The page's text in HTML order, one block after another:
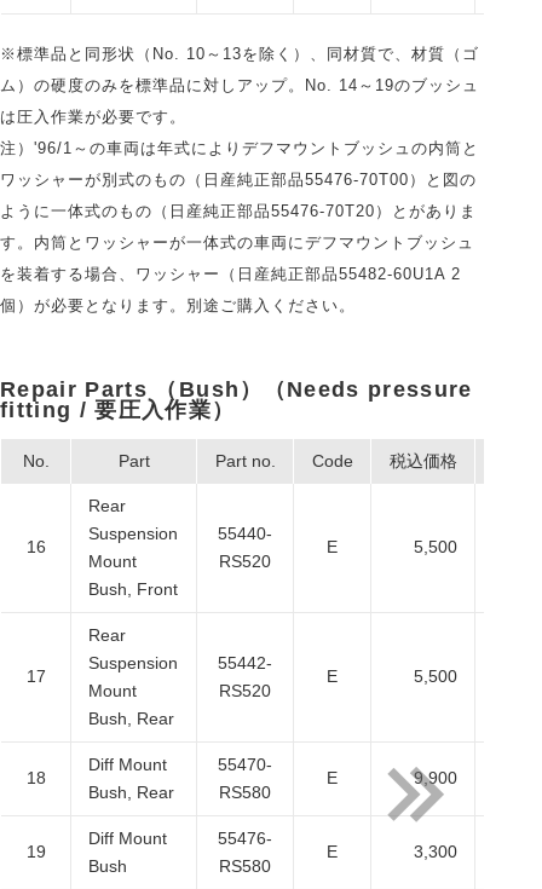
※標準品と同形状（No. 10～13を除く）、同材質で、材質（ゴ
ム）の硬度のみを標準品に対しアップ。No. 14～19のブッシュ
は圧入作業が必要です。
注）'96/1～の車両は年式によりデフマウントブッシュの内筒と
ワッシャーが別式のもの（日産純正部品55476-70T00）と図の
ように一体式のもの（日産純正部品55476-70T20）とがありま
す。内筒とワッシャーが一体式の車両にデフマウントブッシュ
を装着する場合、ワッシャー（日産純正部品55482-60U1A 2
個）が必要となります。別途ご購入ください。
Repair Parts （Bush）（Needs pressure
fitting / 要圧入作業）
No. Part Part no. Code 税込価格
16
Rear
Suspension
Mount
Bush, Front
55440-
RS520
E 5,500
17
Rear
Suspension
Mount
Bush, Rear
55442-
RS520
E 5,500
18
Diff Mount
Bush, Rear
55470-
RS580
E 9,900
19
Diff Mount
Bush
55476-
RS580
E 3,300